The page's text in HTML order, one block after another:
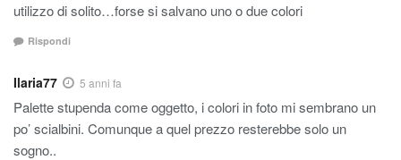
utilizzo di solito…forse si salvano uno o due colori
Rispondi
Ilaria77 5 anni fa
Palette stupenda come oggetto, i colori in foto mi sembrano un
po’ scialbini. Comunque a quel prezzo resterebbe solo un
sogno..